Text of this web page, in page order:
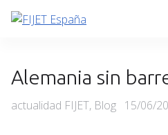
Skip
Alemania sin
Categories
actualidad FIJET, Blog Posted
15/06/